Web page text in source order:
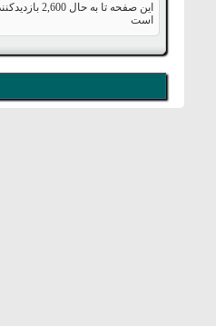
این صفحه تا به حال 2,600
است